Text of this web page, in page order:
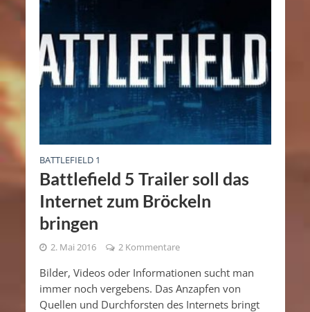
BATTLEFIELD 1
Battlefield 5 Trailer soll das
Internet zum Bröckeln
bringen
2. Mai 2016 2 Kommentare
Bilder, Videos oder Informationen sucht man
immer noch vergebens. Das Anzapfen von
Quellen und Durchforsten des Internets bringt